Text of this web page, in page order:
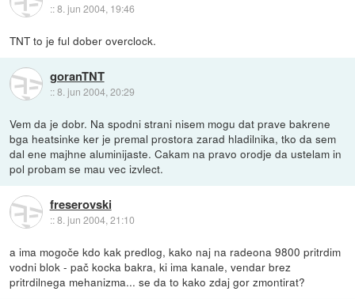
::8. jun 2004, 19:46
TNT to je ful dober overclock.
goranTNT
::8. jun 2004, 20:29
Vem da je dobr. Na spodni strani nisem mogu dat prave bakrene
bga heatsinke ker je premal prostora zarad hladilnika, tko da sem
dal ene majhne aluminijaste. Cakam na pravo orodje da ustelam in
pol probam se mau vec izvlect.
freserovski
::8. jun 2004, 21:10
a ima mogoče kdo kak predlog, kako naj na radeona 9800 pritrdim
vodni blok - pač kocka bakra, ki ima kanale, vendar brez
pritrdilnega mehanizma... se da to kako zdaj gor zmontirat?